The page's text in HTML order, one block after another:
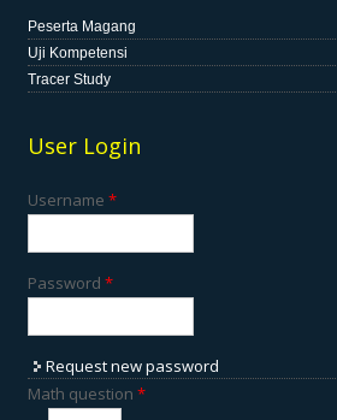
Peserta Magang
Uji Kompetensi
Tracer Study
User Login
Username*
Password*
Request new password
Math question*